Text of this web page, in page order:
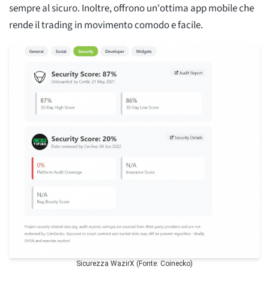
sempre al sicuro. Inoltre, offrono un'ottima app mobile che
rende il trading in movimento comodo e facile.
Sicurezza WazirX (Fonte: Coinecko)